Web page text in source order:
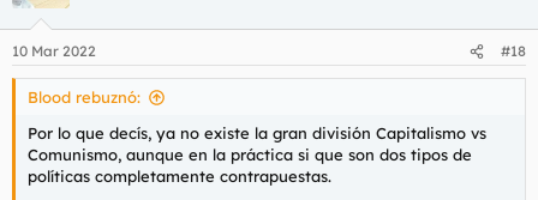
10 Mar 2022 #18
Blood rebuznó:
Por lo que decís, ya no existe la gran división Capitalismo vs
Comunismo, aunque en la práctica si que son dos tipos de
políticas completamente contrapuestas.